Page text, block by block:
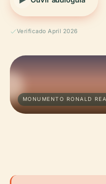
Verificado April 2026
MONUMENTO RONALD